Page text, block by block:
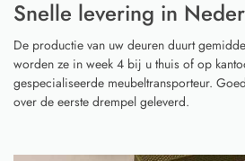
Snelle levering in
De productie van uw deuren duurt
worden ze in week 4 bij u thuis of op
gespecialiseerde meubeltransporteur.
over de eerste drempel geleverd.